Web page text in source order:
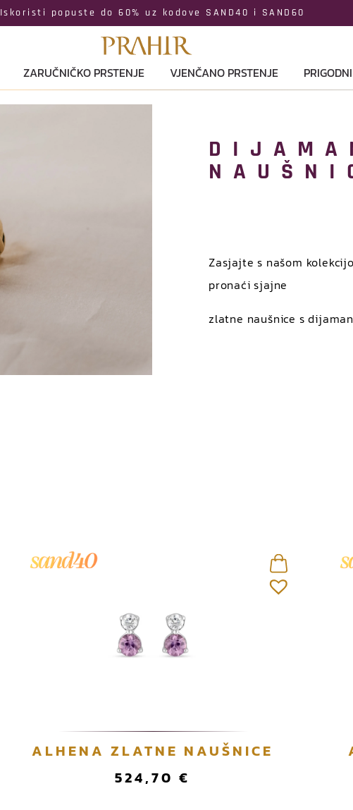
Iskoristi popuste do 60% uz kodove SAND40 i SAND60
ZARUČNIČKO PRSTENJE VJENČANO PRSTENJE
Zasjajte s našom
pronaći sjajne
zlatne naušnice s
ALHENA ZLATNE NAUŠNICE
524,70 €